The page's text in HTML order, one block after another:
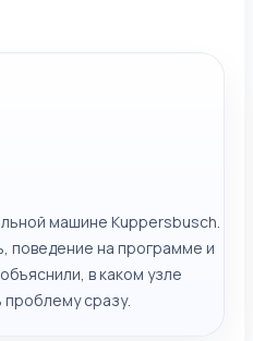
машине Kuppersbusch.
поведение на программе и
в каком узле
сразу.